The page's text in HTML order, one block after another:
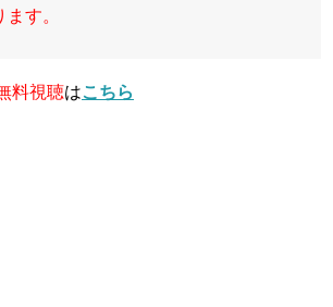
す。
料視聴はこちら